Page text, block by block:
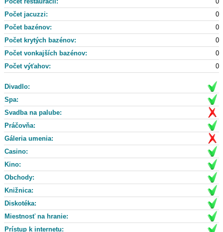
Počet jacuzzi:
0
Počet bazénov:
0
Počet krytých bazénov:
0
Počet vonkajších bazénov:
0
Počet výťahov:
0
Divadlo:
Spa:
Svadba na palube:
Práčovňa:
Gáleria umenia:
Casino:
Kino:
Obchody:
Knižnica:
Diskotéka:
Miestnosť na hranie:
Prístup k internetu: